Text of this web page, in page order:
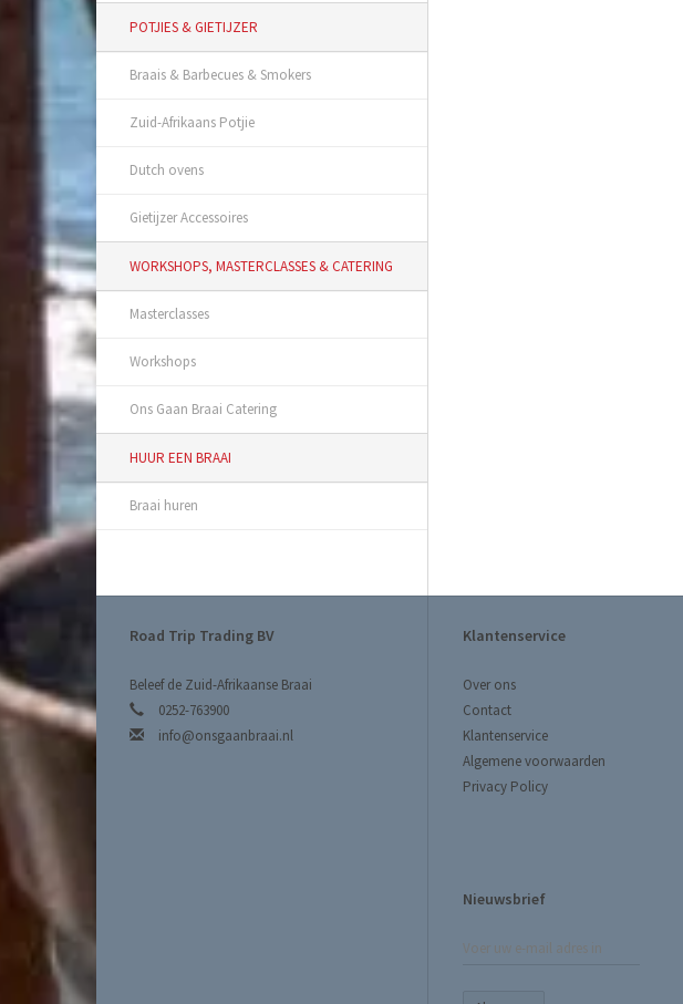
POTJIES & GIETIJZER
Braais & Barbecues & Smokers
Zuid-Afrikaans Potjie
Dutch ovens
Gietijzer Accessoires
WORKSHOPS, MASTERCLASSES & CATERING
Masterclasses
Workshops
Ons Gaan Braai Catering
HUUR EEN BRAAI
Braai huren
Road Trip Trading BV
Beleef de Zuid-Afrikaanse Braai
0252-763900
info@onsgaanbraai.nl
Klantenservice
Over ons
Contact
Klantenservice
Algemene voorwaarden
Privacy Policy
Nieuwsbrief